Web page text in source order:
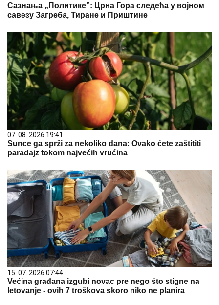
Сазнања „Политике”: Црна Гора следећа у војном
савезу Загреба, Тиране и Приштине
07. 08. 2026 19:41
Sunce ga sprži za nekoliko dana: Ovako ćete zaštititi
paradajz tokom najvećih vrućina
15. 07. 2026 07:44
Većina građana izgubi novac pre nego što stigne na
letovanje - ovih 7 troškova skoro niko ne planira